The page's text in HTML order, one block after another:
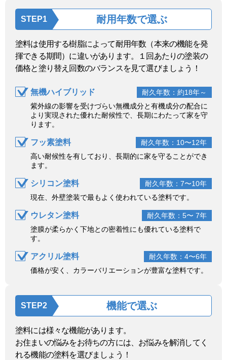
STEP1 耐用年数で選ぶ
塗料は使用する樹脂によって耐用年数（本来の機能を発
揮できる期間）に違いがあります。１回あたりの塗装の
価格と塗り替え回数のバランスを見て選びましょう！
無機ハイブリッド
耐久年数：約18年～
紫外線の影響を受けづらい無機成分と有機成分の配合に
より実現された優れた耐候性で、長期にわたって家を守
ります。
フッ素塗料
耐久年数：10〜12年
高い耐候性を有しており、長期的に家を守ることができ
ます。
シリコン塗料
耐久年数：7〜10年
現在、外壁塗装で最もよく使われている塗料です。
ウレタン塗料
耐久年数：5〜 7年
塗膜が柔らかく下地との密着性にも優れている塗料で
す。
アクリル塗料
耐久年数：4〜6年
価格が安く、カラーバリエーションが豊富な塗料です。
STEP2 機能で選ぶ
塗料には様々な機能があります。
お住まいの悩みをお待ちの方には、お悩みを解消してく
れる機能の塗料を選びましょう！